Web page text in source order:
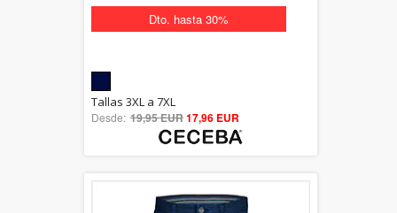
Dto. hasta 30%
5.00
out of 5
Tallas 3XL a 7XL
Desde: 19,95 EUR17,96 EUR